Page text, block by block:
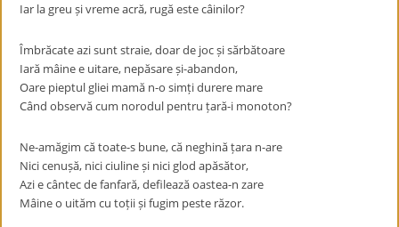
Iar la greu și vreme acră, rugă este câinilor?
Îmbrăcate azi sunt straie, doar de joc și sărbătoare
Iară mâine e uitare, nepăsare și-abandon,
Oare pieptul gliei mamă n-o simți durere mare
Când observă cum norodul pentru țară-i monoton?
Ne-amăgim că toate-s bune, că neghină țara n-are
Nici cenușă, nici ciuline și nici glod apăsător,
Azi e cântec de fanfară, defilează oastea-n zare
Mâine o uităm cu toții și fugim peste răzor.